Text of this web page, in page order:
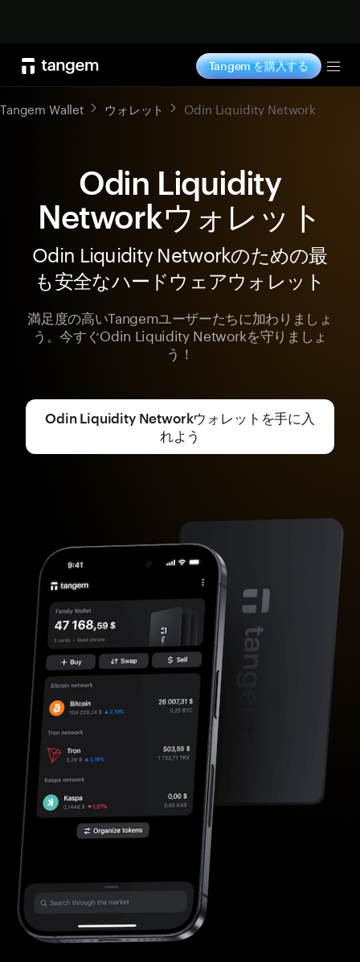
Tangem を購入する
Tangem Wallet ウォレット Odin Liquidity Network
Odin Liquidity
Networkウォレット
Odin Liquidity Networkのための最
も安全なハードウェアウォレット
満足度の高いTangemユーザーたちに加わりましょ
う。今すぐOdin Liquidity Networkを守りましょ
う！
Odin Liquidity Networkウォレットを手に入
れよう